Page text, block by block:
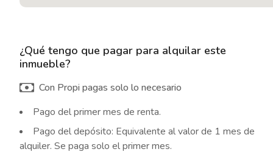
¿Qué tengo que pagar para alquilar este
inmueble?
Con Propi pagas solo lo necesario
Pago del primer mes de renta.
Pago del depósito: Equivalente al valor de 1 mes de
alquiler. Se paga solo el primer mes.